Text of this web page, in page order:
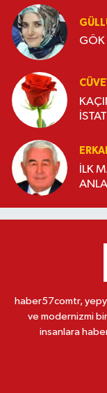
GÖK
KAÇINCI
İLK
haber57comtr,
ve modernizmi
insanlara